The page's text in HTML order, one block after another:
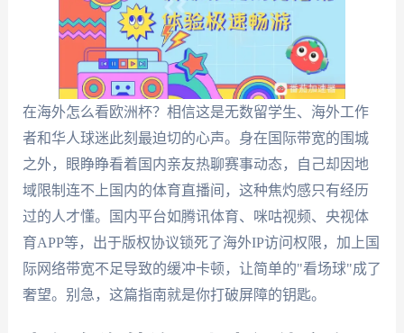
在海外怎么看欧洲杯？相信这是无数留学生、海外工作
者和华人球迷此刻最迫切的心声。身在国际带宽的围城
之外，眼睁睁看着国内亲友热聊赛事动态，自己却因地
域限制连不上国内的体育直播间，这种焦灼感只有经历
过的人才懂。国内平台如腾讯体育、咪咕视频、央视体
育APP等，出于版权协议锁死了海外IP访问权限，加上国
际网络带宽不足导致的缓冲卡顿，让简单的"看场球"成了
奢望。别急，这篇指南就是你打破屏障的钥匙。